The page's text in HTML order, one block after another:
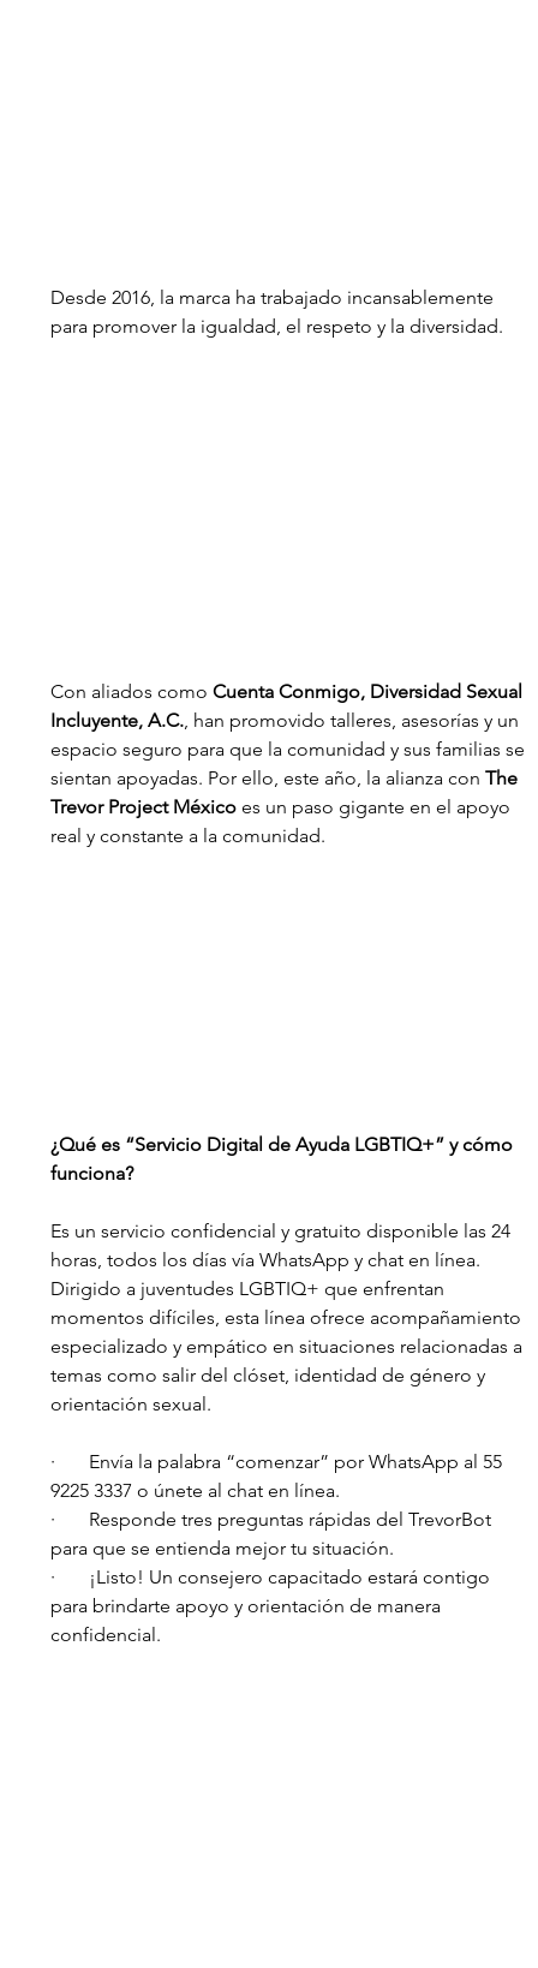
Desde 2016, la marca ha trabajado incansablemente
para promover la igualdad, el respeto y la diversidad.
Con aliados como Cuenta Conmigo, Diversidad Sexual
Incluyente, A.C. , han promovido talleres, asesorías y un
espacio seguro para que la comunidad y sus familias se
sientan apoyadas. Por ello, este año, la alianza con The
Trevor Project México es un paso gigante en el apoyo
real y constante a la comunidad.
¿Qué es “Servicio Digital de Ayuda LGBTIQ+” y cómo
funciona?
Es un servicio confidencial y gratuito disponible las 24
horas, todos los días vía WhatsApp y chat en línea.
Dirigido a juventudes LGBTIQ+ que enfrentan
momentos difíciles, esta línea ofrece acompañamiento
especializado y empático en situaciones relacionadas a
temas como salir del clóset, identidad de género y
orientación sexual.
·       Envía la palabra “comenzar” por WhatsApp al 55
9225 3337 o únete al chat en línea.
·       Responde tres preguntas rápidas del TrevorBot
para que se entienda mejor tu situación.
·       ¡Listo! Un consejero capacitado estará contigo
para brindarte apoyo y orientación de manera
confidencial.